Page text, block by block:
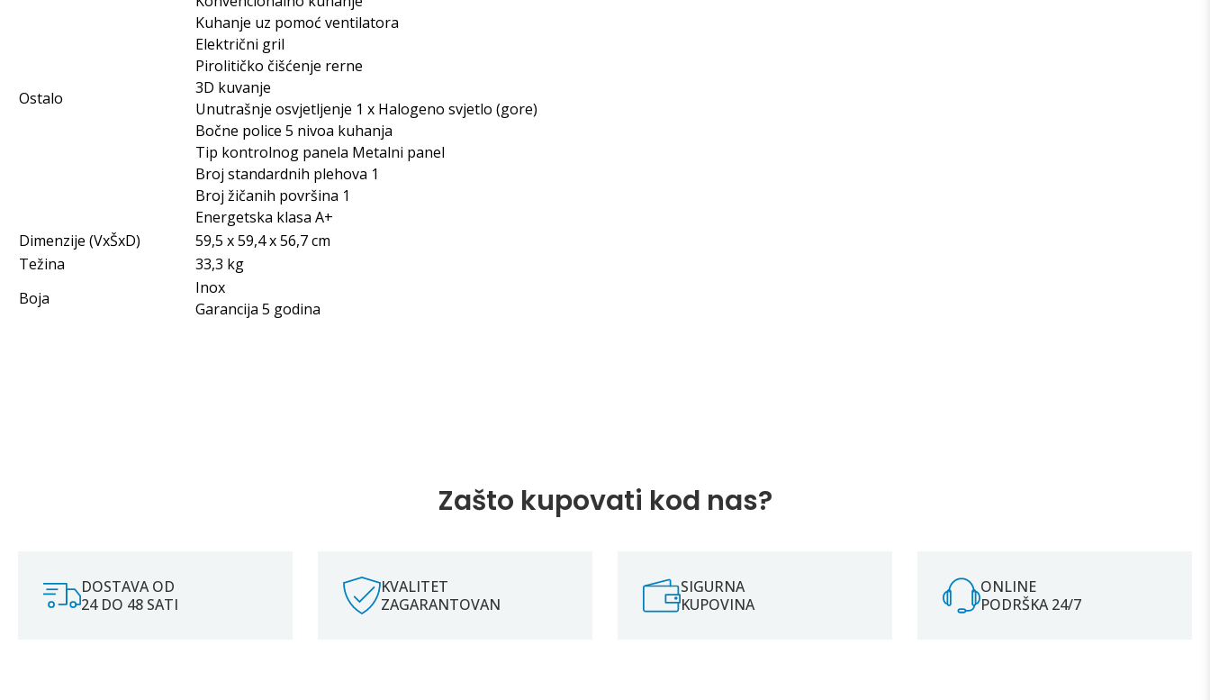
Ostalo
Kuhanje uz pomoć ventilatora
Električni gril
Pirolitičko čišćenje rerne
3D kuvanje
Unutrašnje osvjetljenje 1 x Halogeno svjetlo (gore)
Bočne police 5 nivoa kuhanja
Tip kontrolnog panela Metalni panel
Broj standardnih plehova 1
Broj žičanih površina 1
Energetska klasa A+
Dimenzije (VxŠxD)
59,5 x 59,4 x 56,7 cm
Težina
33,3 kg
Boja
Inox
Garancija 5 godina
Zašto kupovati kod nas?
DOSTAVA OD
24 DO 48 SATI
KVALITET
ZAGARANTOVAN
SIGURNA
KUPOVINA
ONLINE
PODRŠKA 24/7